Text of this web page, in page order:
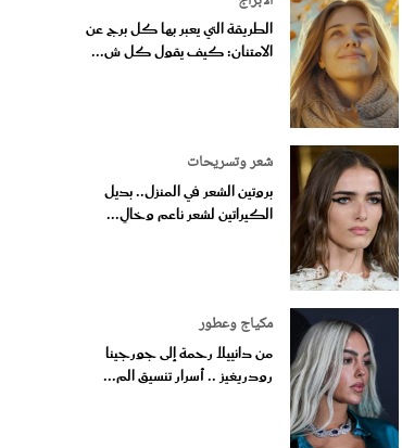
الطريقة التي يعبر بها كل برج عن
الامتنان: كيف يقول كل ش...
شعر وتسريحات
بروتين الشعر في المنزل.. بديل
الكيراتين لشعر ناعم وخالٍ...
مكياج وعطور
من دانييلا رحمة إلى جورجينا
رودريغيز .. أسرار تنسيق الم...